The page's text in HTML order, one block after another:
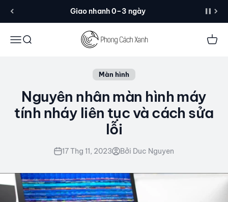
Giao nhanh 0–3 ngày
MenuTìm kiếm Giỏ
Màn hình
Nguyên nhân màn hình máy
tính nháy liên tục và cách sửa
lỗi
17 Thg 11, 2023 Bởi Duc Nguyen